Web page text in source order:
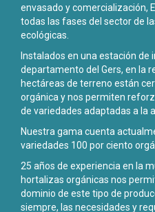
envasado y comercialización,
todas las fases del sector de
ecológicas.
Instalados en una estación de
departamento del Gers, en la
hectáreas de terreno están
orgánica y nos permiten
de variedades adaptadas a la
Nuestra gama cuenta
variedades 100 por ciento
25 años de experiencia en la
hortalizas orgánicas nos
dominio de este tipo de
siempre, las necesidades y